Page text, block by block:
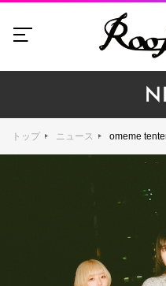
トップ ニュース omeme tenten、新